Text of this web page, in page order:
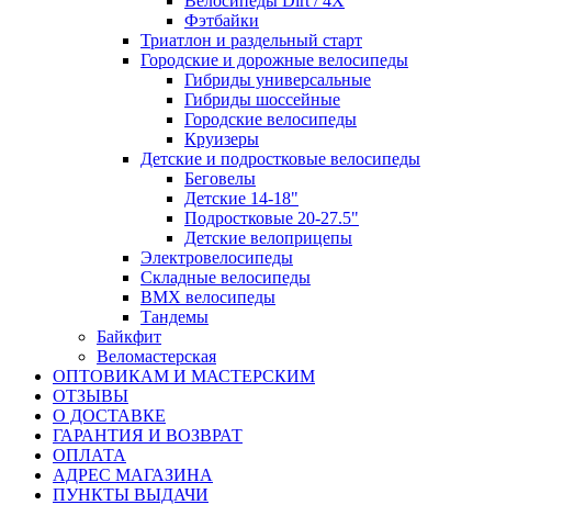
Фэтбайки
Триатлон и раздельный старт
Городские и дорожные велосипеды
Гибриды универсальные
Гибриды шоссейные
Городские велосипеды
Круизеры
Детские и подростковые велосипеды
Беговелы
Детские 14-18"
Подростковые 20-27.5"
Детские велоприцепы
Электровелосипеды
Складные велосипеды
BMX велосипеды
Тандемы
Байкфит
Веломастерская
ОПТОВИКАМ И МАСТЕРСКИМ
ОТЗЫВЫ
О ДОСТАВКЕ
ГАРАНТИЯ И ВОЗВРАТ
ОПЛАТА
АДРЕС МАГАЗИНА
ПУНКТЫ ВЫДАЧИ